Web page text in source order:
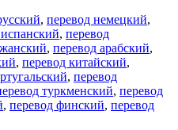
, перевод немецкий,
, перевод
, перевод арабский,
, перевод китайский,
, перевод
туркменский, перевод
, перевод финский, перевод